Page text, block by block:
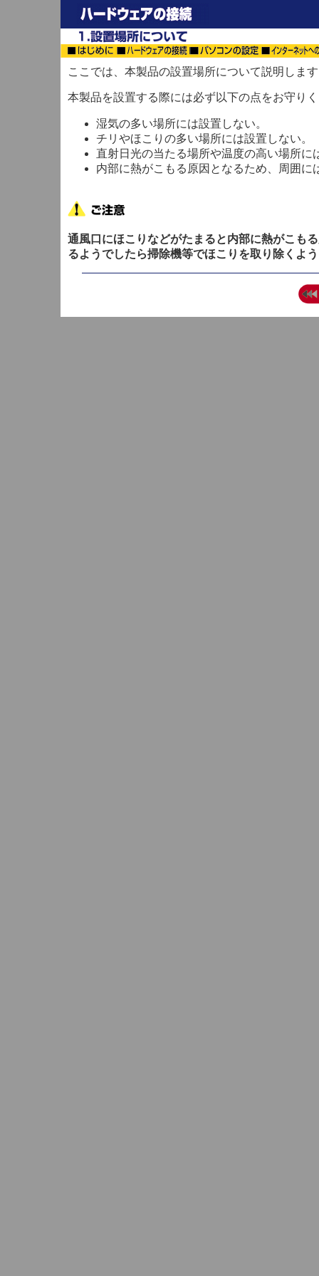
ここでは、本製品の設置場所について説明しま
本製品を設置する際には必ず以下の点をお守り
湿気の多い場所には設置しない。
チリやほこりの多い場所には設置しない。
直射日光の当たる場所や温度の高い場所に
内部に熱がこもる原因となるため、周囲に
通風口にほこりなどがたまると内部に熱がこも
るようでしたら掃除機等でほこりを取り除くよ